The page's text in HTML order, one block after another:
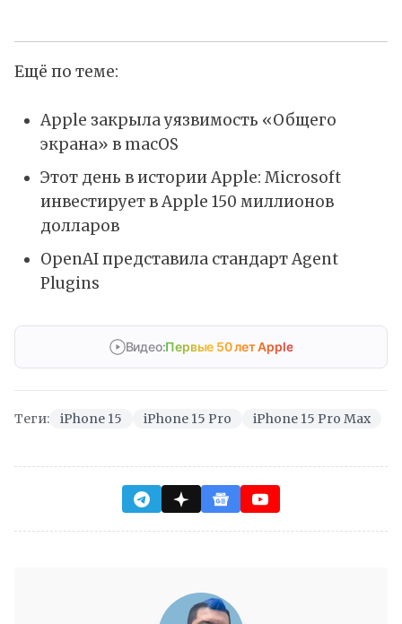
Ещё по теме:
Apple закрыла уязвимость «Общего
экрана» в macOS
Этот день в истории Apple: Microsoft
инвестирует в Apple 150 миллионов
долларов
OpenAI представила стандарт Agent
Plugins
Видео:Первые 50 лет Apple
Теги: iPhone 15 iPhone 15 Pro iPhone 15 Pro Max